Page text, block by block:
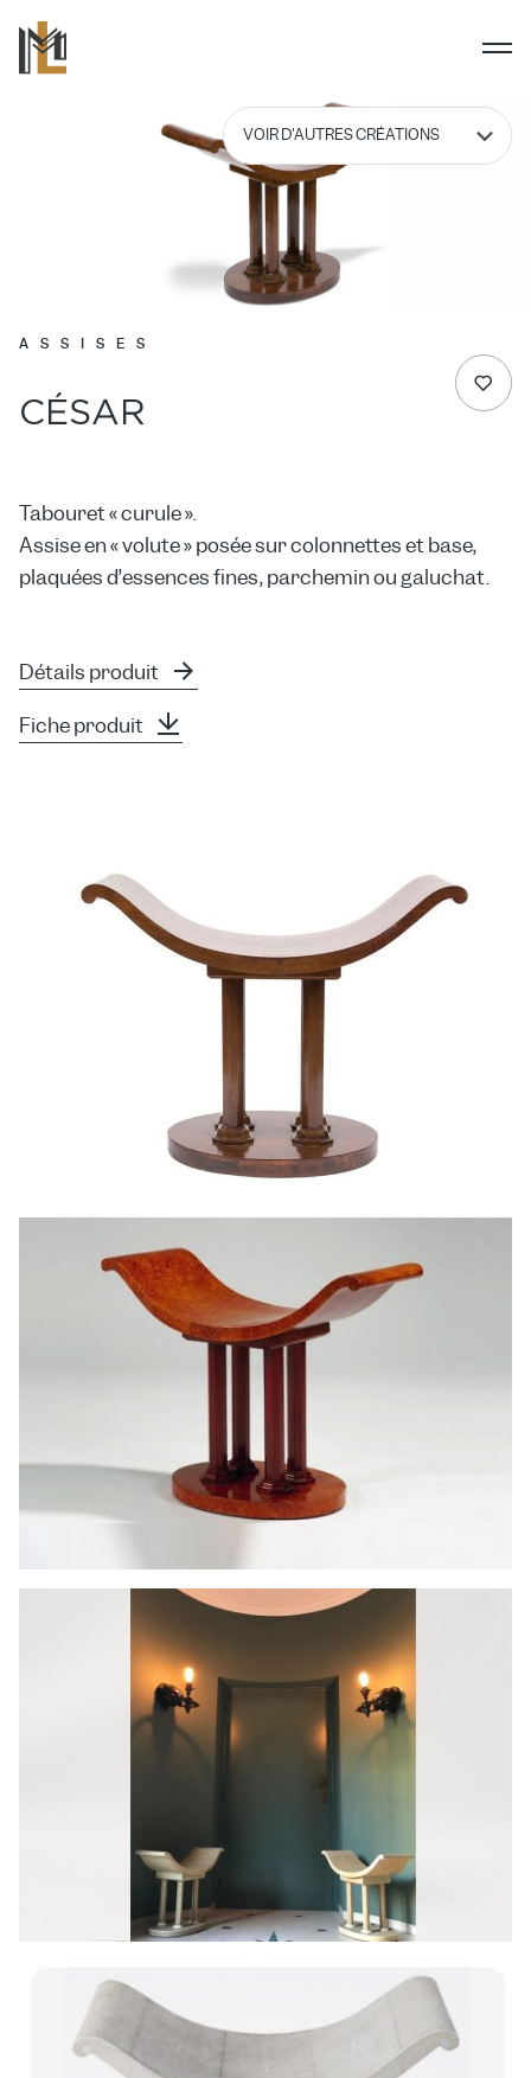
ASSISES
CÉSAR
Tabouret « curule ».
Assise en « volute » posée sur colonnettes et base,
plaquées d’essences fines, parchemin ou galuchat.
Détails produit
Fiche produit